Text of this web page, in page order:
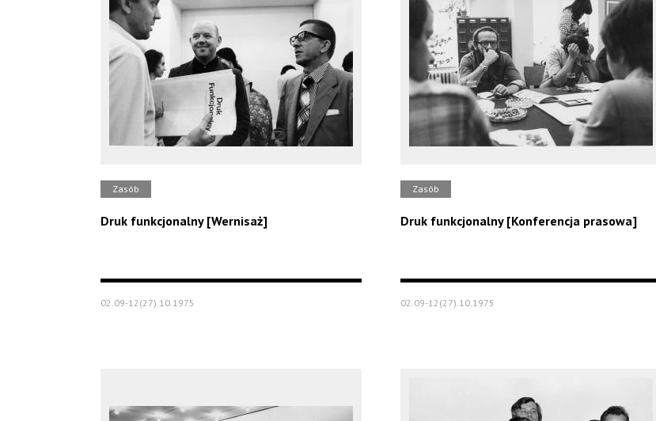
Zasób
Druk funkcjonalny [Wernisaż]
02.09-12(27).10.1975
Zasób
Druk funkcjonalny [Konferencja prasowa]
02.09-12(27).10.1975